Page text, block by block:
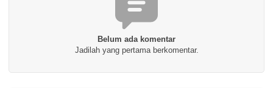
Belum ada komentar
Jadilah yang pertama berkomentar.